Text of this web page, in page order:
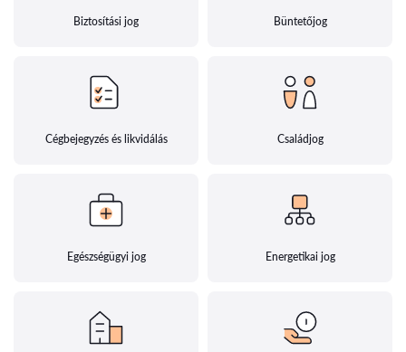
Biztosítási jog Büntetőjog
Cégbejegyzés és likvidálás Családjog
Egészségügyi jog Energetikai jog